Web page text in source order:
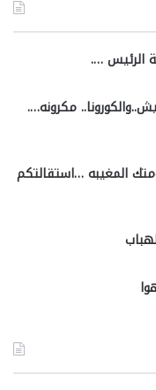
الرئيس ….
مكرونه….
المغيبه …استقالتكم